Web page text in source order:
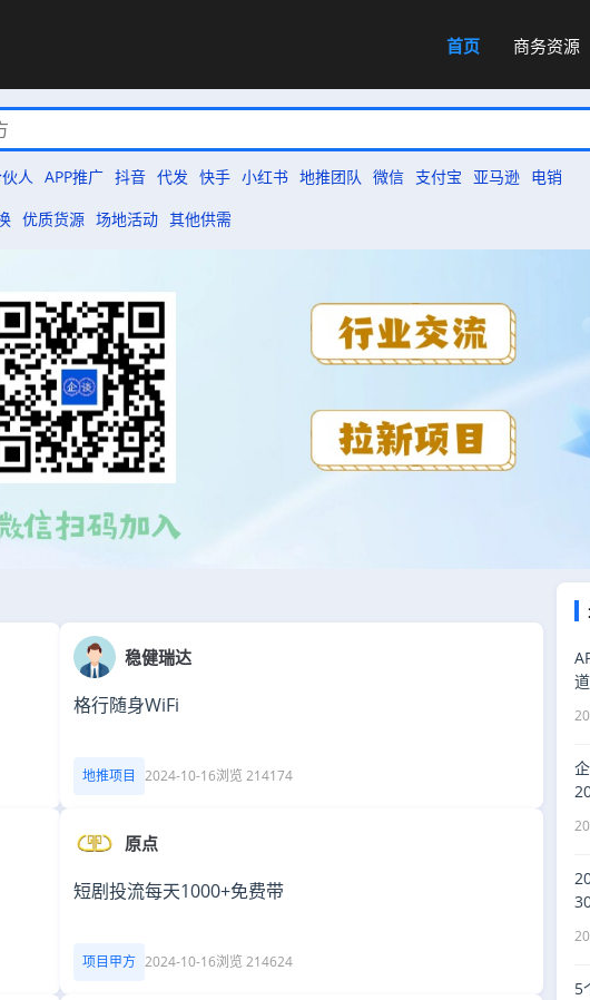
首页 商务资源
人 APP推广 抖音 代发 快手 小红书 地推团队 微信 支付宝 亚马逊 电销
优质货源 场地活动 其他供需
稳健瑞达
格行随身WiFi
地推项目 2024-10-16浏览 214174
原点
短剧投流每天1000+免费带
项目甲方 2024-10-16浏览 214624
道
5